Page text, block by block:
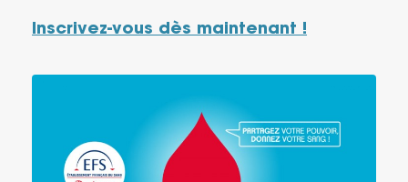
Inscrivez-vous dès maintenant !